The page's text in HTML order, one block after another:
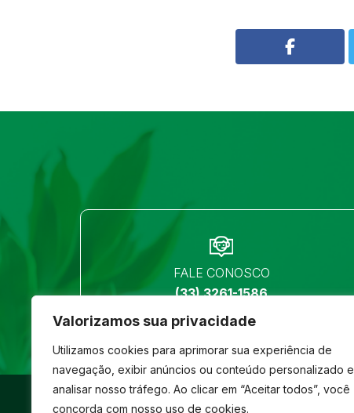
Valorizamos sua privacidade
Utilizamos cookies para aprimorar sua experiência de
navegação, exibir anúncios ou conteúdo personalizado e
analisar nosso tráfego. Ao clicar em “Aceitar todos”, você
concorda com nosso uso de cookies.
FALE CONOSCO
(33) 3261-1586
© São José- Todos os direitos reservados